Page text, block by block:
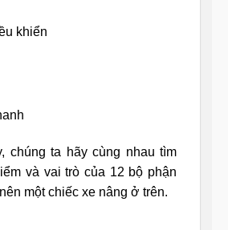
khiển
chúng ta hãy cùng nhau tìm
và vai trò của 12 bộ phận
một chiếc xe nâng ở trên.